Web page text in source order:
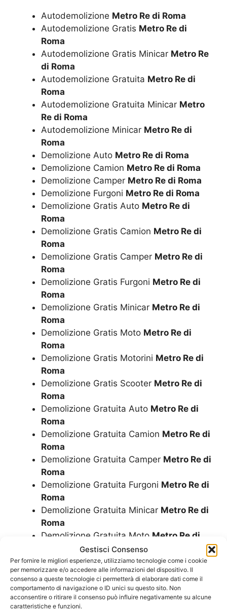
Gestisci Consenso
Per fornire le migliori esperienze, utilizziamo tecnologie come i cookie
per memorizzare e/o accedere alle informazioni del dispositivo. Il
consenso a queste tecnologie ci permetterà di elaborare dati come il
comportamento di navigazione o ID unici su questo sito. Non
acconsentire o ritirare il consenso può influire negativamente su alcune
caratteristiche e funzioni.
Autodemolizione Metro Re di Roma
Autodemolizione Gratis Metro Re di
Roma
Autodemolizione Gratis Minicar Metro Re
di Roma
Autodemolizione Gratuita Metro Re di
Roma
Autodemolizione Gratuita Minicar Metro
Re di Roma
Autodemolizione Minicar Metro Re di
Roma
Demolizione Auto Metro Re di Roma
Demolizione Camion Metro Re di Roma
Demolizione Camper Metro Re di Roma
Demolizione Furgoni Metro Re di Roma
Demolizione Gratis Auto Metro Re di
Roma
Demolizione Gratis Camion Metro Re di
Roma
Demolizione Gratis Camper Metro Re di
Roma
Demolizione Gratis Furgoni Metro Re di
Roma
Demolizione Gratis Minicar Metro Re di
Roma
Demolizione Gratis Moto Metro Re di
Roma
Demolizione Gratis Motorini Metro Re di
Roma
Demolizione Gratis Scooter Metro Re di
Roma
Demolizione Gratuita Auto Metro Re di
Roma
Demolizione Gratuita Camion Metro Re di
Roma
Demolizione Gratuita Camper Metro Re di
Roma
Demolizione Gratuita Furgoni Metro Re di
Roma
Demolizione Gratuita Minicar Metro Re di
Roma
Demolizione Gratuita Moto Metro Re di
Demolizione Gratuita MotoriniMetro Re
di Roma
Demolizione Gratuita ScooterMetro Re di
Roma
Demolizione Minicar